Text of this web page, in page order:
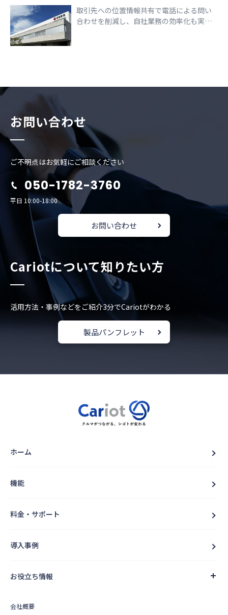
取引先への位置情報共有で電話による問い
合わせを削減し、自社業務の効率化も実現
お問い合わせ
ご不明点はお気軽にご相談ください
050-1782-3760
平日 10:00-18:00
お問い合わせ
Cariotについて知りたい方
活用方法・事例などをご紹介3分でCariotがわかる
製品パンフレット
ホーム
機能
料金・サポート
導入事例
お役立ち情報
会社概要